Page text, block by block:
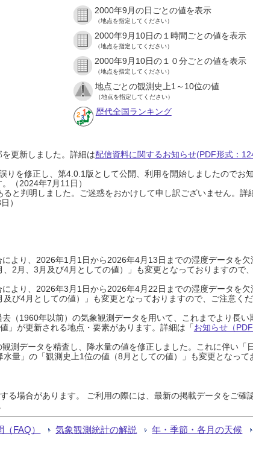
2000年9月の日ごとの値を表示
（地点を指定してください）
2000年9月10日の１時間ごとの値を表示
（地点を指定してください）
2000年9月10日の１０分ごとの値を表示
（地点を指定してください）
地点ごとの観測史上1～10位の値
（地点を指定してください）
歴代全国ランキング
更新しました。詳細は配信資料に関するお知らせ(PDF形式：
を修正し、第4.0.1版として公開、利用を開始しましたのでお
（2024年7月11日）
と判明しました。ご迷惑をおかけして申し訳ございません。詳
）
より、2026年1月1日から2026年4月13日までの湿度データを欠
2月、3月及び4月としての値）」も変更となっておりますので、
より、2026年3月1日から2026年4月22日までの湿度データを欠
び4月としての値）」も変更となっておりますので、ご注意く
（1960年以前）の気象観測データを用いて、これまでより長い
」が更新される地点・要素があります。詳細は「お知らせ（
測データを精査し、降水量の値を修正しました。これに伴い「
量」の「観測史上1位の値（8月としての値）」も変更となっ
場合があります。 ご利用の際には、最新の掲載データをご確
FAQ） 気象観測統計の解説 年・季節・各月の天候